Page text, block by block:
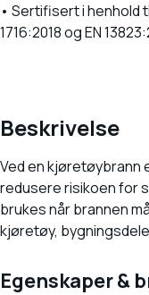
• Sertifisert i henhold
1716:2018 og EN
Beskrivelse
Ved en kjøretøybrann
redusere risikoen for
brukes når brannen
kjøretøy,
Egenskaper &